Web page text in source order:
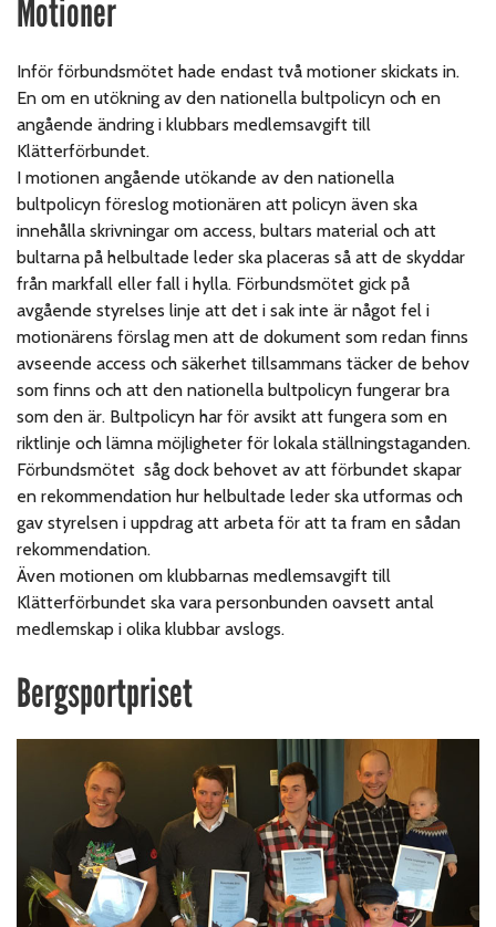
Motioner
Inför förbundsmötet hade endast två motioner skickats in.
En om en utökning av den nationella bultpolicyn och en
angående ändring i klubbars medlemsavgift till
Klätterförbundet.
I motionen angående utökande av den nationella
bultpolicyn föreslog motionären att policyn även ska
innehålla skrivningar om access, bultars material och att
bultarna på helbultade leder ska placeras så att de skyddar
från markfall eller fall i hylla. Förbundsmötet gick på
avgående styrelses linje att det i sak inte är något fel i
motionärens förslag men att de dokument som redan finns
avseende access och säkerhet tillsammans täcker de behov
som finns och att den nationella bultpolicyn fungerar bra
som den är. Bultpolicyn har för avsikt att fungera som en
riktlinje och lämna möjligheter för lokala ställningstaganden.
Förbundsmötet såg dock behovet av att förbundet skapar
en rekommendation hur helbultade leder ska utformas och
gav styrelsen i uppdrag att arbeta för att ta fram en sådan
rekommendation.
Även motionen om klubbarnas medlemsavgift till
Klätterförbundet ska vara personbunden oavsett antal
medlemskap i olika klubbar avslogs.
Bergsportpriset